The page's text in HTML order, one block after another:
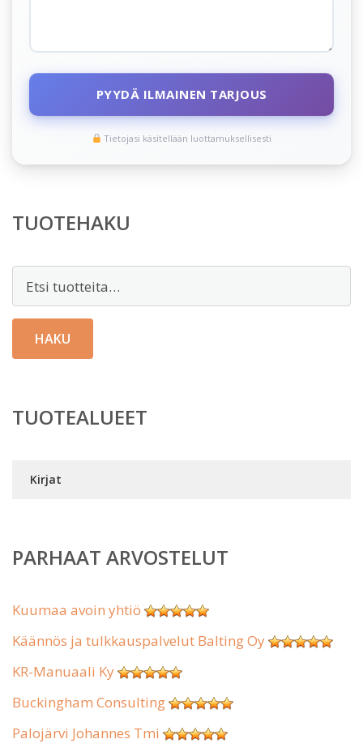
PYYDÄ ILMAINEN TARJOUS
Tietojasi käsitellään luottamuksellisesti
TUOTEHAKU
HAKU
TUOTEALUEET
Kirjat
PARHAAT ARVOSTELUT
Kuumaa avoin yhtiö
Käännös ja tulkkauspalvelut Balting Oy
KR-Manuaali Ky
Buckingham Consulting
Palojärvi Johannes Tmi